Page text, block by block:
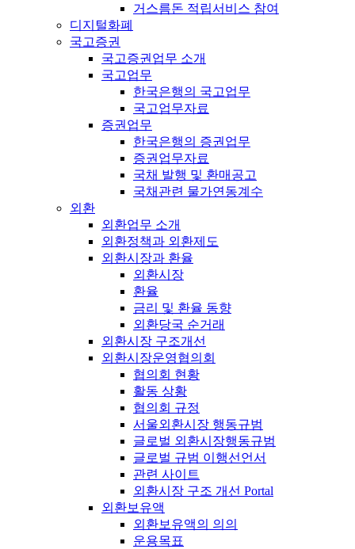
거스름돈 적립서비스 참여
디지털화폐
국고증권
국고증권업무 소개
국고업무
한국은행의 국고업무
국고업무자료
증권업무
한국은행의 증권업무
증권업무자료
국채 발행 및 환매공고
국채관련 물가연동계수
외환
외환업무 소개
외환정책과 외환제도
외환시장과 환율
외환시장
환율
금리 및 환율 동향
외환당국 순거래
외환시장 구조개선
외환시장운영협의회
협의회 현황
활동 상황
협의회 규정
서울외환시장 행동규범
글로벌 외환시장행동규범
글로벌 규범 이행선언서
관련 사이트
외환시장 구조 개선 Portal
외환보유액
외환보유액의 의의
운용목표